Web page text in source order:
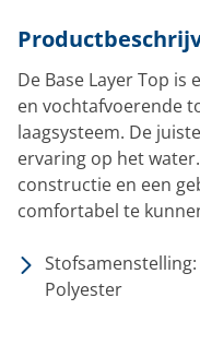
De Base Layer Top
en vochtafvoerende
laagsysteem. De
ervaring op het
constructie en een
comfortabel te
Stofsamenstelling:
Polyester